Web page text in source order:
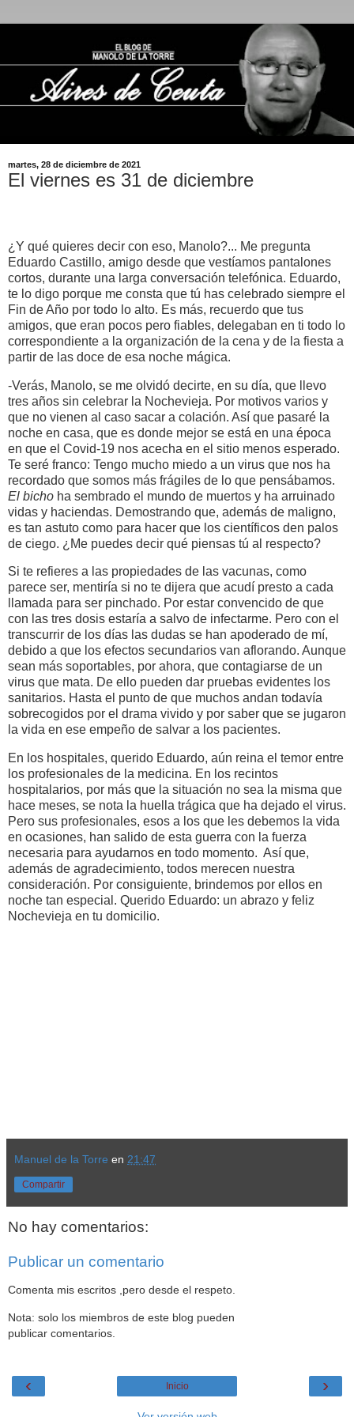
martes, 28 de diciembre de 2021
El viernes es 31 de diciembre
¿Y qué quieres decir con eso, Manolo?... Me pregunta
Eduardo Castillo, amigo desde que vestíamos pantalones
cortos, durante una larga conversación telefónica. Eduardo,
te lo digo porque me consta que tú has celebrado siempre el
Fin de Año por todo lo alto. Es más, recuerdo que tus
amigos, que eran pocos pero fiables, delegaban en ti todo lo
correspondiente a la organización de la cena y de la fiesta a
partir de las doce de esa noche mágica.
-Verás, Manolo, se me olvidó decirte, en su día, que llevo
tres años sin celebrar la Nochevieja. Por motivos varios y
que no vienen al caso sacar a colación. Así que pasaré la
noche en casa, que es donde mejor se está en una época
en que el Covid-19 nos acecha en el sitio menos esperado.
Te seré franco: Tengo mucho miedo a un virus que nos ha
recordado que somos más frágiles de lo que pensábamos.
El bicho ha sembrado el mundo de muertos y ha arruinado
vidas y haciendas. Demostrando que, además de maligno,
es tan astuto como para hacer que los científicos den palos
de ciego. ¿Me puedes decir qué piensas tú al respecto?
Si te refieres a las propiedades de las vacunas, como
parece ser, mentiría si no te dijera que acudí presto a cada
llamada para ser pinchado. Por estar convencido de que
con las tres dosis estaría a salvo de infectarme. Pero con el
transcurrir de los días las dudas se han apoderado de mí,
debido a que los efectos secundarios van aflorando. Aunque
sean más soportables, por ahora, que contagiarse de un
virus que mata. De ello pueden dar pruebas evidentes los
sanitarios. Hasta el punto de que muchos andan todavía
sobrecogidos por el drama vivido y por saber que se jugaron
la vida en ese empeño de salvar a los pacientes.
En los hospitales, querido Eduardo, aún reina el temor entre
los profesionales de la medicina. En los recintos
hospitalarios, por más que la situación no sea la misma que
hace meses, se nota la huella trágica que ha dejado el virus.
Pero sus profesionales, esos a los que les debemos la vida
en ocasiones, han salido de esta guerra con la fuerza
necesaria para ayudarnos en todo momento. Así que,
además de agradecimiento, todos merecen nuestra
consideración. Por consiguiente, brindemos por ellos en
noche tan especial. Querido Eduardo: un abrazo y feliz
Nochevieja en tu domicilio.
Manuel de la Torre en 21:47
Compartir
No hay comentarios:
Publicar un comentario
Comenta mis escritos ,pero desde el respeto.
Nota: solo los miembros de este blog pueden
publicar comentarios.
‹ ›
Inicio